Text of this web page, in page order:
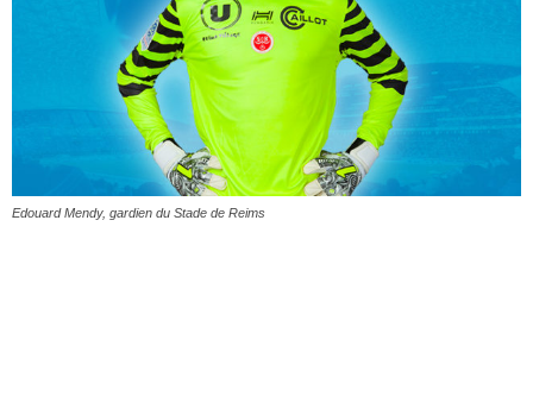
Edouard Mendy, gardien du Stade de Reims